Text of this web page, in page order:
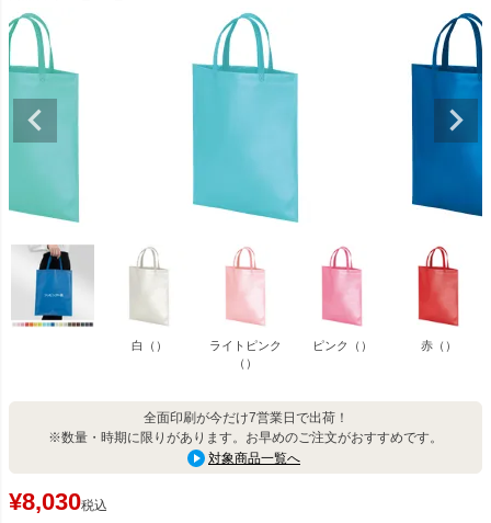
白（）
ライトピンク
（）
ピンク（） 赤（）
全面印刷が今だけ7営業日で出荷！
※数量・時期に限りがあります。お早めのご注文がおすすめです。
対象商品一覧へ
¥8,030税込